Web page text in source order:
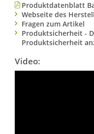
Produktdatenblatt
Webseite des
Fragen zum Artikel
Produktsicherheit -
Produktsicherheit
Video: